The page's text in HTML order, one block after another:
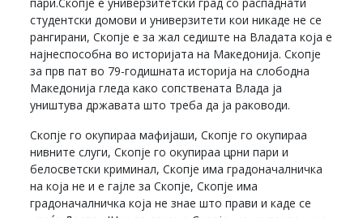
пари.Скопје е универзитетски град со распаднати
студентски домови и универзитети кои никаде не се
рангирани, Скопје е за жал седиште на Владата која е
најнеспособна во историјата на Македонија. Скопје
за прв пат во 79-годишната историја на слободна
Македонија гледа како сопствената Влада ја
уништува државата што треба да ја раководи.
Скопје го окупираа мафијаши, Скопје го окупираа
нивните слуги, Скопје го окупираа црни пари и
белосветски криминал, Скопје има градоначалничка
на која не и е гајле за Скопје, Скопје има
градоначалничка која не знае што прави и каде се